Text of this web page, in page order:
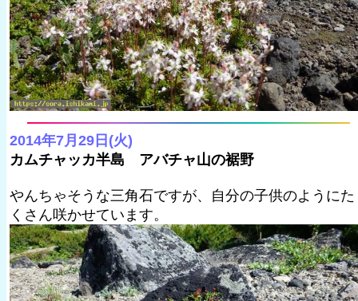
2014年7月29日(火)
カムチャッカ半島 アバチャ山の裾野
やんちゃそうな三角石ですが、自分の子供のようにた
くさん咲かせています。